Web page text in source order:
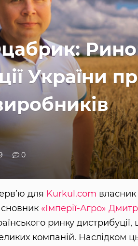
України
0
для Kurkul.com власник
«Імперії-Агро»
ринку
компаній. Наслідком